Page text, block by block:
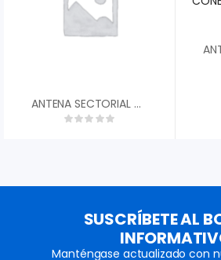
ANTENA SECTORIAL MIKROTIK MTAS-5G-15D120 15DBI 120 GRADOS DUAL POLARIDAD CONECTORES 2XRP-SMA
SUSCRÍBETE AL
Manténgase actualizado con